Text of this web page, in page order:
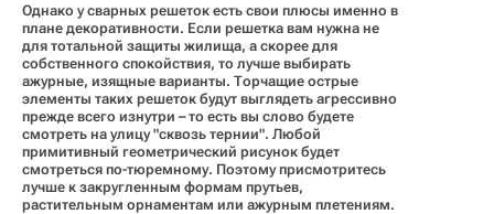
Однако у сварных решеток есть свои плюсы именно в
плане декоративности. Если решетка вам нужна не
для тотальной защиты жилища, а скорее для
собственного спокойствия, то лучше выбирать
ажурные, изящные варианты. Торчащие острые
элементы таких решеток будут выглядеть агрессивно
прежде всего изнутри – то есть вы слово будете
смотреть на улицу "сквозь тернии". Любой
примитивный геометрический рисунок будет
смотреться по-тюремному. Поэтому присмотритесь
лучше к закругленным формам прутьев,
растительным орнаментам или ажурным плетениям.